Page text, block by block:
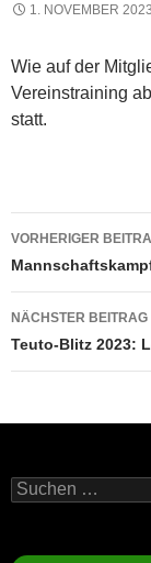
1. NOVEMBER 2023
Wie auf der
Vereinstraining
statt.
VORHERIGER
NÄCHSTER BEITRAG
Teuto-Blitz 2023:
Suchen
nach: